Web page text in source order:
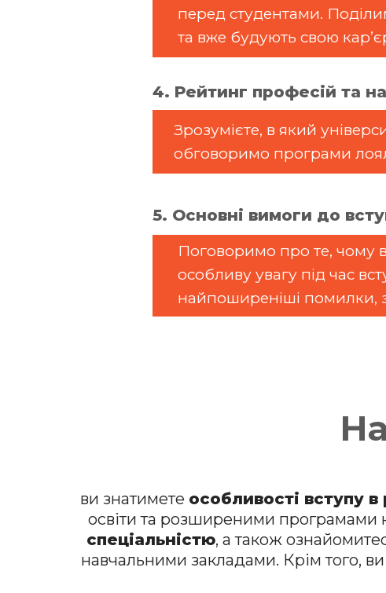
4. Рейтинг професій та
5. Основні вимоги до
перед студентами.
та вже будують свою
Зрозумієте, в який
обговоримо програми
Поговоримо про те, чому
особливу увагу під час
найпоширеніші помилки,
ви знатимете особливості вступу в
освіти та розширеними програмами
спеціальністю, а також
навчальними закладами. Крім того,